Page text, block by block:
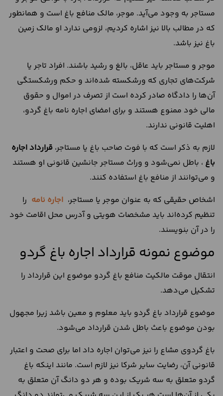
مستاجر به وجود می‌‌آید. موجر، مالک منافع باغ است و همانطور
که در مطالب بالا نیز اشاره کردیم، لزومی ندارد او مالک زمین
باغ نیز باشد.
موجر و مستاجر باید عاقل، بالغ و رشید باشند. افراد تاجر یا
شرکت‌های تجاری که ورشکسته شده‌اند و حکم ورشکستگی
آن‌ها را دادگاه صادر کرده است از تصرف در اموال و حقوق
مالی خود ممنوع هستند و برای امضای اجاره نامه باغ گردو،
اهلیت قانونی ندارند.
لازم به ذکر است که با فوت صاحب باغ یا مستاجر، قرارداد اجاره
باغ ، باطل نمی‌شود و وراث مستاجر جانشین قانونی او هستند
و می‌توانند از منافع باغ استفاده کنند.
اشخاص حقیقی که به عنوان موجر یا مستاجر، اجاره نامه را
تنظیم کرده‌اند باید مشخصات هویتی و آدرس محل اقامت خود
را در آن بنویسند.
موضوع نمونه قرارداد اجاره باغ گردو
انتقال موقت مالکیت منافع باغ گردو موضوع این قرارداد را
تشکیل می‌دهد.
موضوع قرارداد باغ گردو باید معلوم و معین باشد زیرا مجهول
بودن موضوع باعث باطل شدن قرارداد می‌شود.
باغ گردوی مشاع را نیز می‌توان اجاره داد اما برای صحت و اعتبار
قانونی آن، رضایت سایر شرکا نیز لازم است. مانند اینکه باغ
گردو متعلق به سه شریک بوده و هر دو دانگ آن متعلق به